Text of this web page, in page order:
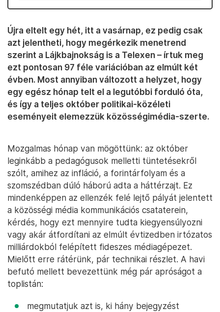
Újra eltelt egy hét, itt a vasárnap, ez pedig csak
azt jelentheti, hogy megérkezik menetrend
szerint a Lájkbajnokság is a Telexen – írtuk meg
ezt pontosan 97 féle variációban az elmúlt két
évben. Most annyiban változott a helyzet, hogy
egy egész hónap telt el a legutóbbi forduló óta,
és így a teljes október politikai-közéleti
eseményeit elemezzük közösségimédia-szerte.
Mozgalmas hónap van mögöttünk: az október
leginkább a pedagógusok melletti tüntetésekről
szólt, amihez az infláció, a forintárfolyam és a
szomszédban dúló háború adta a háttérzajt. Ez
mindenképpen az ellenzék felé lejtő pályát jelentett
a közösségi média kommunikációs csataterein,
kérdés, hogy ezt mennyire tudta kiegyensúlyozni
vagy akár átfordítani az elmúlt évtizedben irtózatos
milliárdokból felépített fideszes médiagépezet.
Mielőtt erre rátérünk, pár technikai részlet. A havi
befutó mellett bevezettünk még pár apróságot a
toplistán:
megmutatjuk azt is, ki hány bejegyzést